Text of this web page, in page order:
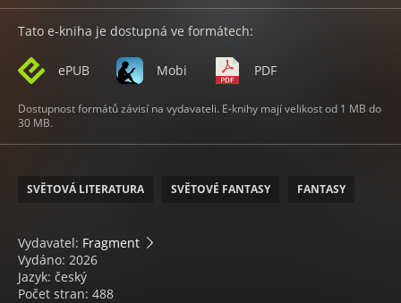
Tato e-kniha je dostupná ve formátech:
ePUB Mobi PDF
Dostupnost formátů závisí na vydavateli. E-knihy mají velikost od 1 MB do
30 MB.
SVĚTOVÁ LITERATURA SVĚTOVÉ FANTASY FANTASY
Vydavatel: Fragment
Vydáno: 2026
Jazyk: český
Počet stran: 488